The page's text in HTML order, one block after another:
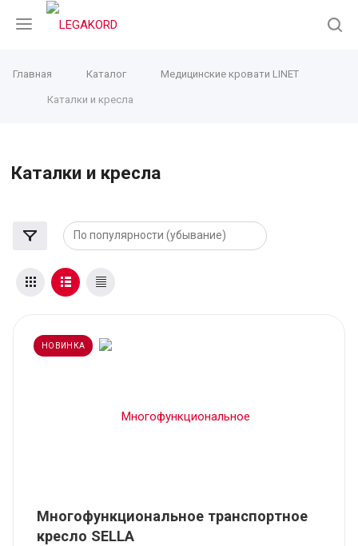
Главная Каталог Медицинские кровати LINET
Каталки и кресла
Каталки и кресла
НОВИНКА
Многофункциональное транспортное
кресло SELLA